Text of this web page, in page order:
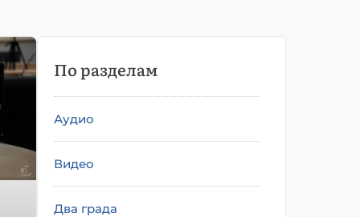
По разделам
Аудио
Видео
Два града